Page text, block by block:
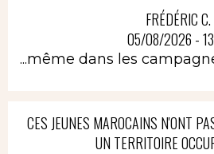
FRÉDÉRIC C.
05/08/2026 -
...même dans les
CES JEUNES MAROCAINS N'ONT
UN TERRITOIRE